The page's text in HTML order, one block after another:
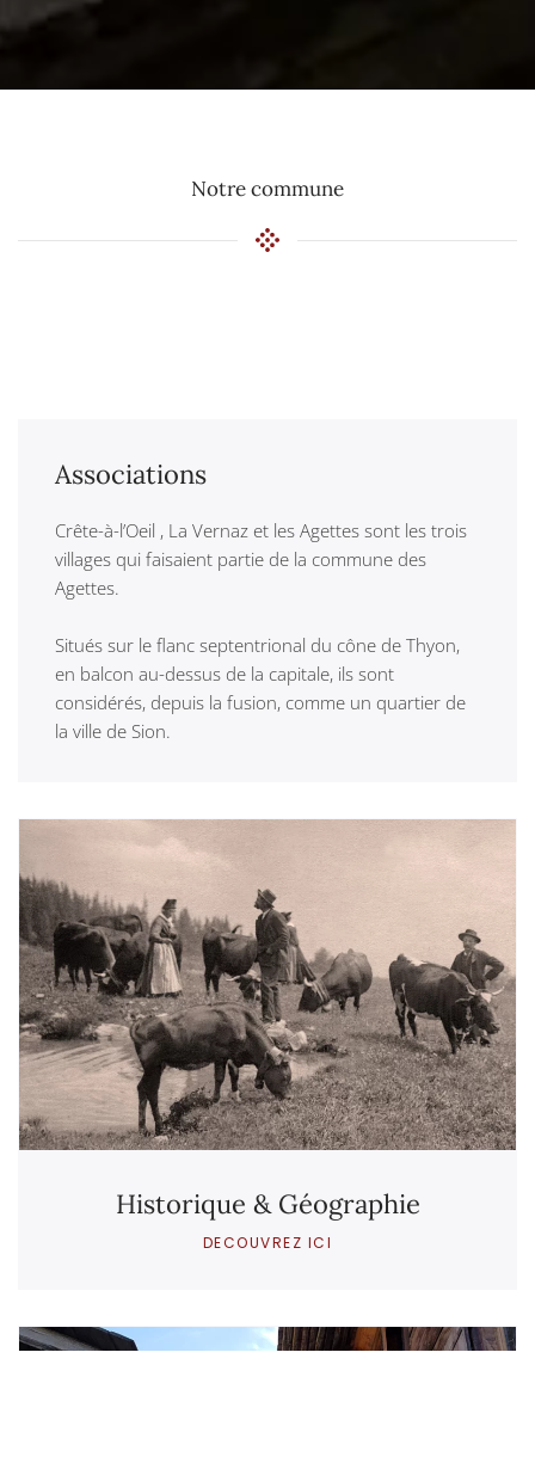
Notre commune
Associations
Crête-à-l’Oeil , La Vernaz et les Agettes sont les trois
villages qui faisaient partie de la commune des
Agettes.
Situés sur le flanc septentrional du cône de Thyon,
en balcon au-dessus de la capitale, ils sont
considérés, depuis la fusion, comme un quartier de
la ville de Sion.
Historique & Géographie
DECOUVREZ ICI